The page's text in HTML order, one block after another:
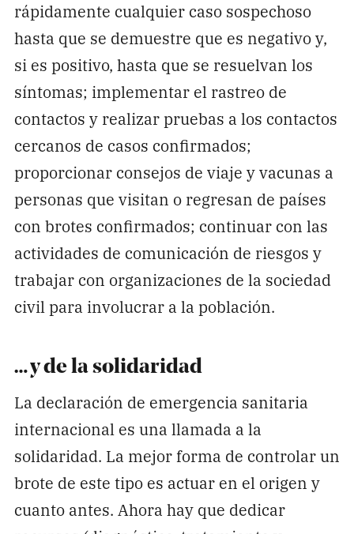
rápidamente cualquier caso sospechoso
hasta que se demuestre que es negativo y,
si es positivo, hasta que se resuelvan los
síntomas; implementar el rastreo de
contactos y realizar pruebas a los contactos
cercanos de casos confirmados;
proporcionar consejos de viaje y vacunas a
personas que visitan o regresan de países
con brotes confirmados; continuar con las
actividades de comunicación de riesgos y
trabajar con organizaciones de la sociedad
civil para involucrar a la población.
… y de la solidaridad
La declaración de emergencia sanitaria
internacional es una llamada a la
solidaridad. La mejor forma de controlar un
brote de este tipo es actuar en el origen y
cuanto antes. Ahora hay que dedicar